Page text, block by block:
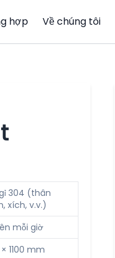
hợp Về chúng tôi
304 (thân
xích, v.v.)
mỗi giờ
1100 mm